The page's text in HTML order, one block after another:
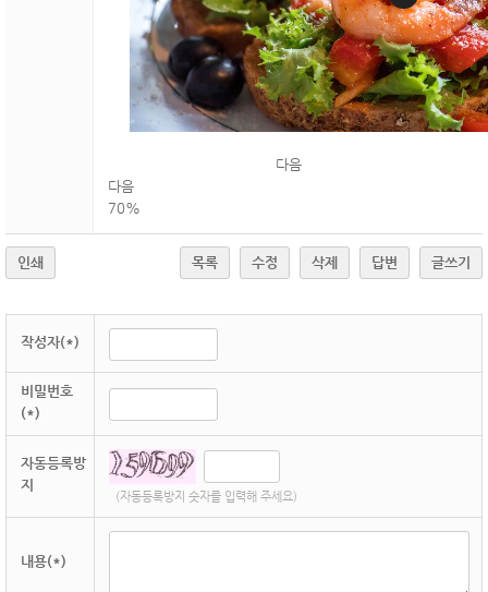
다음
다음
70%
인쇄 목록 수정 삭제 답변 글쓰기
작성자(*)
비밀번호
(*)
자동등록방
지
(자동등록방지 숫자를 입력해 주세요)
내용(*)